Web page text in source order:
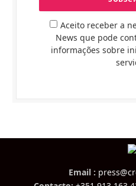
Aceito receber a
News que pode
informações sobre
Email :